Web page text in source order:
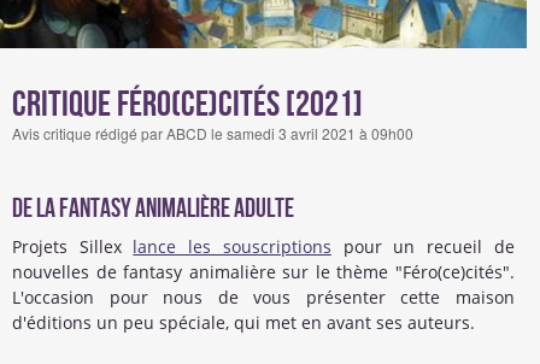
Critique Féro(ce)cités [2021]
Avis critique rédigé par ABCD le samedi 3 avril 2021 à 09h00
De la fantasy animalière adulte
Projets Sillex lance les souscriptions pour un recueil de
nouvelles de fantasy animalière sur le thème "Féro(ce)cités".
L'occasion pour nous de vous présenter cette maison
d'éditions un peu spéciale, qui met en avant ses auteurs.